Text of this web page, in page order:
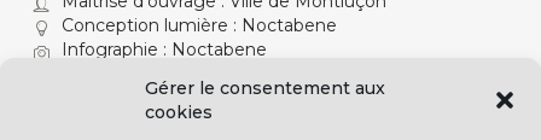
Gérer le consentement aux
cookies
Conception lumière : Noctabene
Infographie : Noctabene